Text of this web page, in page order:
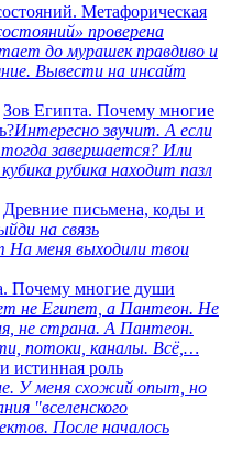
Метафорическая
проверена
до мурашек правдиво и
Вывести на инсайт
Зов Египта. Почему многие
Интересно звучит. А если
завершается? Или
рубика находит пазл
Древние письмена, коды и
на связь
На меня выходили твои
Почему многие души
не Египет, а Пантеон. Не
не страна. А Пантеон.
потоки, каналы. Всё,…
истинная роль
У меня схожий опыт, но
"вселенского
После началось